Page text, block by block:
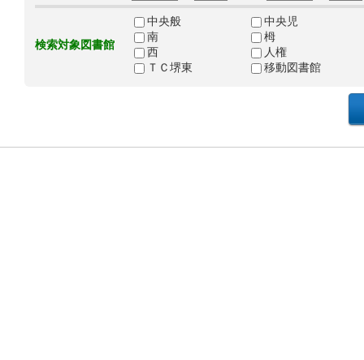
検索対象図書館
中央般
中央児
南
栂
西
人権
ＴＣ堺東
移動図書館